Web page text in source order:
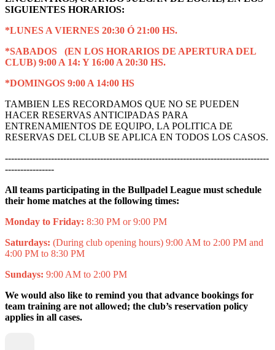
SIGUIENTES HORARIOS:
*LUNES A VIERNES 20:30 Ó 21:00 HS.
*SABADOS (EN LOS HORARIOS DE APERTURA DEL
CLUB) 9:00 A 14: Y 16:00 A 20:30 HS.
*DOMINGOS 9:00 A 14:00 HS
TAMBIEN LES RECORDAMOS QUE NO SE PUEDEN
HACER RESERVAS ANTICIPADAS PARA
ENTRENAMIENTOS DE EQUIPO, LA POLITICA DE
RESERVAS DEL CLUB SE APLICA EN TODOS LOS CASOS.
--------------------------------------------------------------------------------------
----------------
All teams participating in the Bullpadel League must schedule
their home matches at the following times:
Monday to Friday: 8:30 PM or 9:00 PM
Saturdays: (During club opening hours) 9:00 AM to 2:00 PM and
4:00 PM to 8:30 PM
Sundays: 9:00 AM to 2:00 PM
We would also like to remind you that advance bookings for
team training are not allowed; the club’s reservation policy
applies in all cases.